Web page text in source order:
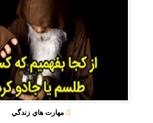
مهارت هاي زندگي